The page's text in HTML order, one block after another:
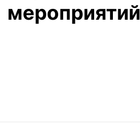
мероприятий